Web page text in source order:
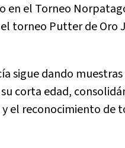
el Torneo
torneo Putter de Oro
sigue dando
corta edad,
el reconocimiento de